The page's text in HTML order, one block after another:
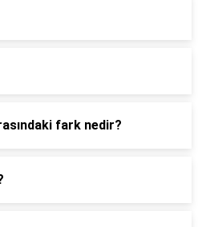
fark nedir?